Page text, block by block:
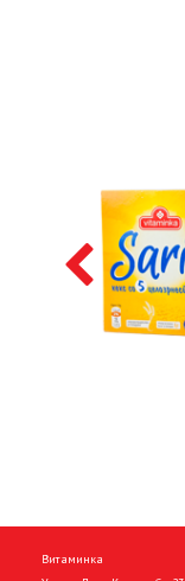
Витаминка